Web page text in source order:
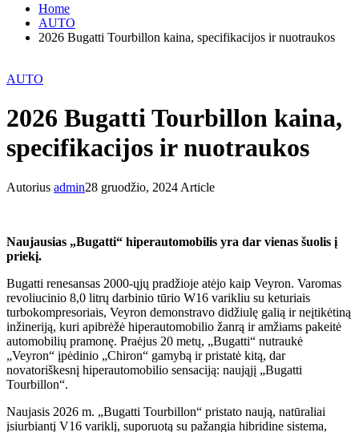
Home
AUTO
2026 Bugatti Tourbillon kaina, specifikacijos ir nuotraukos
AUTO
2026 Bugatti Tourbillon kaina,
specifikacijos ir nuotraukos
Autorius admin28 gruodžio, 2024 Article
Naujausias „Bugatti“ hiperautomobilis yra dar vienas šuolis į
priekį.
Bugatti renesansas 2000-ųjų pradžioje atėjo kaip Veyron. Varomas
revoliucinio 8,0 litrų darbinio tūrio W16 varikliu su keturiais
turbokompresoriais, Veyron demonstravo didžiulę galią ir neįtikėtiną
inžineriją, kuri apibrėžė hiperautomobilio žanrą ir amžiams pakeitė
automobilių pramonę. Praėjus 20 metų, „Bugatti“ nutraukė
„Veyron“ įpėdinio „Chiron“ gamybą ir pristatė kitą, dar
novatoriškesnį hiperautomobilio sensaciją: naująjį „Bugatti
Tourbillon“.
Naujasis 2026 m. „Bugatti Tourbillon“ pristato naują, natūraliai
įsiurbiantį V16 variklį, suporuotą su pažangia hibridine sistema,